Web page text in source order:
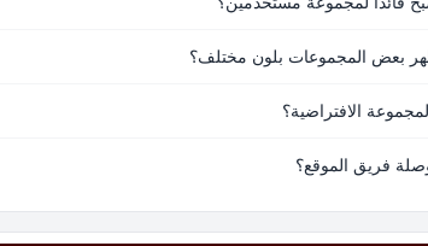
بعض المجموعات بلون مختلف؟
الافتراضية؟
فريق الموقع؟